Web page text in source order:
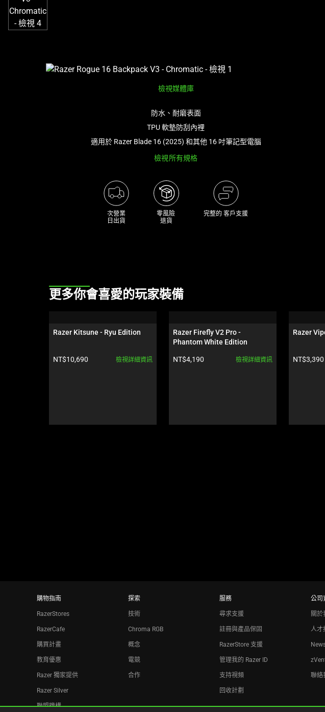
一
影
檢視媒體庫
防水、耐磨表面
TPU 軟墊防刮內裡
適用於 Razer Blade 16 (2025) 和其他 16 吋筆記型電腦
檢視所有規格
次營業
日出貨
零風險
退貨
完整的 客戶支援
This
carousel.
and
or
更多你會喜愛的玩家裝備
Razer Kitsune - Ryu Edition
產品價格:
NT$10,690 檢視詳細資訊
Razer Firefly V2 Pro -
Phantom White Edition
產品價格:
NT$4,190 檢視詳細資訊
Razer
產品價格:
NT$3,390
購物指南
RazerStores
RazerCafe
購買計畫
教育優惠
Razer 獨家提供
Razer Silver
聯盟機構
探索
技術
Chroma RGB
概念
電競
合作
服務
尋求支援
註冊與產品保固
RazerStore 支援
管理我的 Razer ID
支持視頻
回收計劃
公司
關於
人才
聯絡